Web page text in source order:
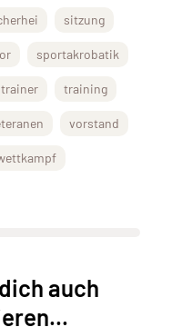
sitzung
sportakrobatik
trainer training
vorstand
auch